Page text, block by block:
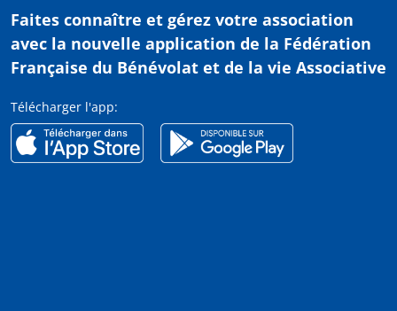
Faites connaître et gérez votre association
avec la nouvelle application de la Fédération
Française du Bénévolat et de la vie Associative
Télécharger l'app: